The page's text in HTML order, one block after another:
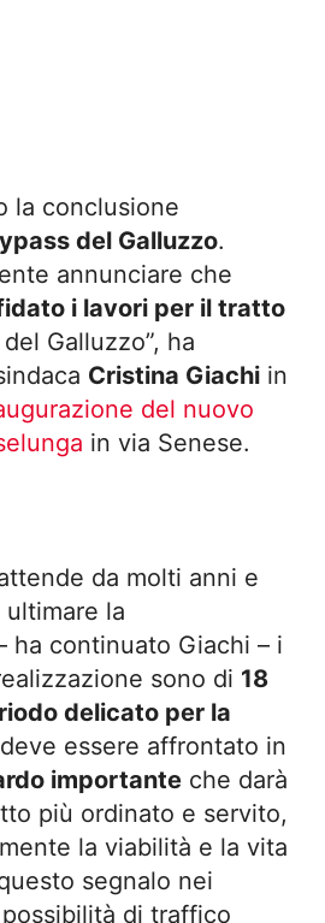
la conclusione
del Galluzzo.
annunciare che
i lavori per il tratto
Galluzzo”, ha
Cristina Giachi in
del nuovo
in via Senese.
da molti anni e
la
ha continuato Giachi – i
sono di 18
delicato per la
essere affrontato in
importante che darà
più ordinato e servito,
la viabilità e la vita
segnalo nei
di traffico